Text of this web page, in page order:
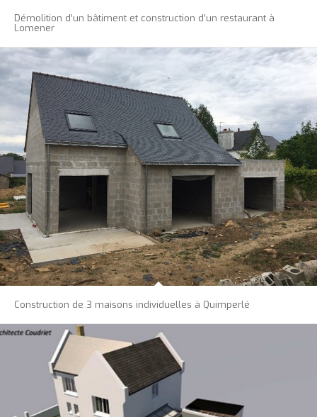
Démolition d’un bâtiment et construction d’un restaurant à
Lomener
Construction de 3 maisons individuelles à Quimperlé